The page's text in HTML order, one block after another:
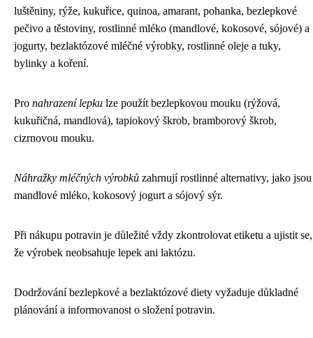
luštěniny, rýže, kukuřice, quinoa, amarant, pohanka, bezlepkové
pečivo a těstoviny, rostlinné mléko (mandlové, kokosové, sójové) a
jogurty, bezlaktózové mléčné výrobky, rostlinné oleje a tuky,
bylinky a koření.
Pro nahrazení lepku lze použít bezlepkovou mouku (rýžová,
kukuřičná, mandlová), tapiokový škrob, bramborový škrob,
cizrnovou mouku.
Náhražky mléčných výrobků zahrnují rostlinné alternativy, jako jsou
mandlové mléko, kokosový jogurt a sójový sýr.
Při nákupu potravin je důležité vždy zkontrolovat etiketu a ujistit se,
že výrobek neobsahuje lepek ani laktózu.
Dodržování bezlepkové a bezlaktózové diety vyžaduje důkladné
plánování a informovanost o složení potravin.